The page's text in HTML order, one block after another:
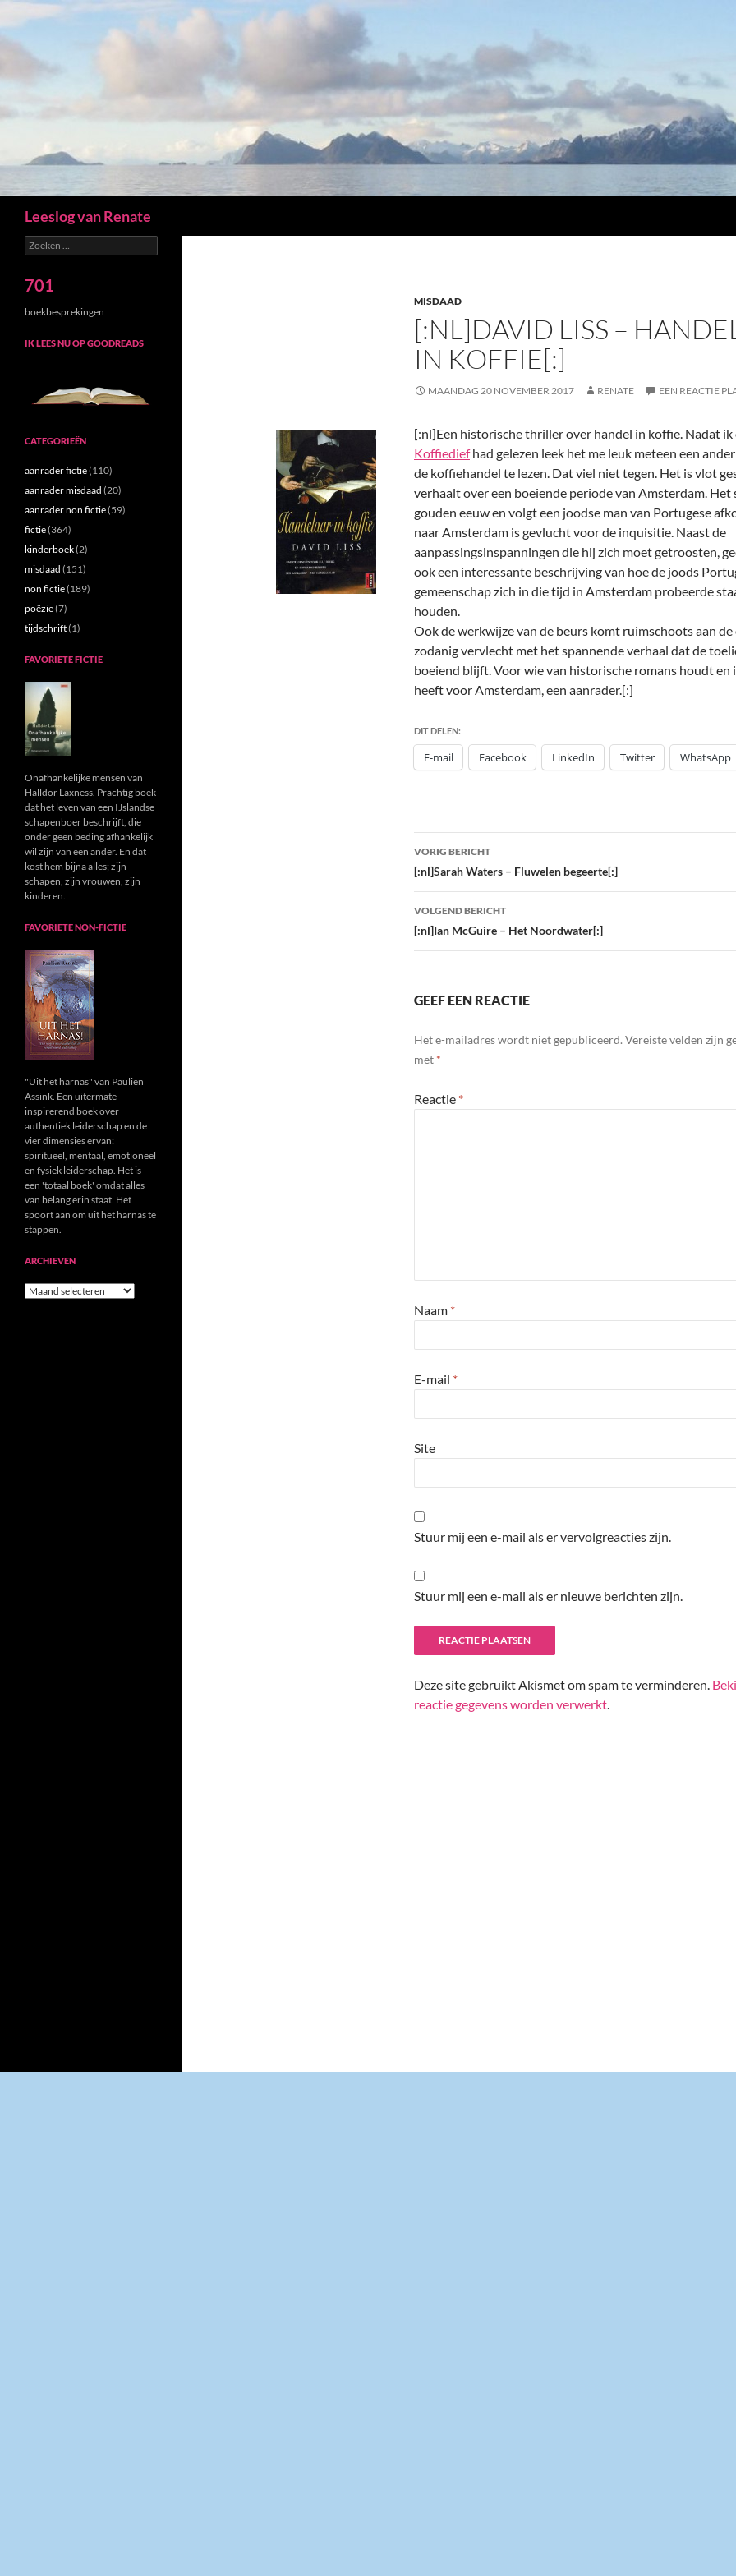
Leeslog van Renate
MISDAAD
[:NL]DAVID LISS –
IN KOFFIE[:]
MAANDAG 20 NOVEMBER 2017 RENATE EEN REACTIE
[:nl]Een historische thriller over handel in koffie. Nadat ik
Koffiediefhad gelezen leek het me leuk meteen een
de koffiehandel te lezen. Dat viel niet tegen. Het is vlot
verhaalt over een boeiende periode van Amsterdam. Het
gouden eeuw en volgt een joodse man van Portugese
naar Amsterdam is gevlucht voor de inquisitie. Naast de
aanpassingsinspanningen die hij zich moet getroosten,
ook een interessante beschrijving van hoe de joods
gemeenschap zich in die tijd in Amsterdam probeerde
houden.
Ook de werkwijze van de beurs komt ruimschoots aan de
zodanig vervlecht met het spannende verhaal dat de
boeiend blijft. Voor wie van historische romans houdt en
heeft voor Amsterdam, een aanrader.[:]
DIT DELEN:
E-mail Facebook LinkedIn Twitter WhatsApp
Bericht
navigatie
VORIG BERICHT
[:nl]Sarah Waters – Fluwelen begeerte[:]
VOLGEND BERICHT
[:nl]Ian McGuire – Het Noordwater[:]
GEEF EEN REACTIE
Het e-mailadres wordt niet gepubliceerd. Vereiste velden zijn
met *
Reactie *
Naam *
E-mail *
Site
Stuur mij een e-mail als er vervolgreacties zijn.
Stuur mij een e-mail als er nieuwe berichten zijn.
Deze site gebruikt Akismet om spam te verminderen.
reactie gegevens worden verwerkt.
Zoeken
naar:
701
boekbesprekingen
IK LEES NU OP GOODREADS
CATEGORIEËN
aanrader fictie(110)
aanrader misdaad (20)
aanrader non fictie(59)
fictie(364)
kinderboek(2)
misdaad (151)
non fictie(189)
poëzie(7)
tijdschrift(1)
FAVORIETE FICTIE
Onafhankelijke mensen van
Halldor Laxness. Prachtig boek
dat het leven van een IJslandse
schapenboer beschrijft, die
onder geen beding afhankelijk
wil zijn van een ander. En dat
kost hem bijna alles; zijn
schapen, zijn vrouwen, zijn
kinderen.
FAVORIETE NON-FICTIE
"Uit het harnas" van Paulien
Assink. Een uitermate
inspirerend boek over
authentiek leiderschap en de
vier dimensies ervan:
spiritueel, mentaal, emotioneel
en fysiek leiderschap. Het is
een 'totaal boek' omdat alles
van belang erin staat. Het
spoort aan om uit het harnas te
stappen.
ARCHIEVEN
Archieven